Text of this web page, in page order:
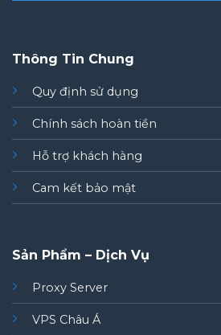
Thông Tin Chung
Quy định sử dụng
Chính sách hoàn tiền
Hỗ trợ khách hàng
Cam kết bảo mật
Sản Phẩm – Dịch Vụ
Proxy Server
VPS Châu Á